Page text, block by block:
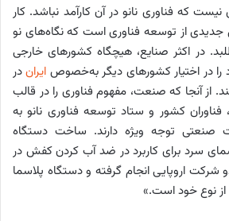
که فناوری نانو در آن کارآمد نباشد. کار
جدیدی از توسعه فناوری است که نگاه‌های نو
در اکثر صنایع، هیچگاه کشورهای خارجی
در اختیار کشورهای دیگر به‌خصوص ایراندر
از آنجا که صنعت، مفهوم فناوری را در قالب
فناوران کشور و ستاد توسعه فناوری نانو به
صنعتی توجه ویژه دارند. ساخت دستگاه
سرد برای کاربرد در ضد آب کردن کفش در
اروپایی انجام گرفته و دستگاه پلاسما
از نوع خود است.»